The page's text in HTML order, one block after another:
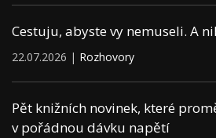
Cestuju, abyste vy nemuseli. A
22.07.2026 | Rozhovory
Pět knižních novinek, které
v pořádnou dávku napětí